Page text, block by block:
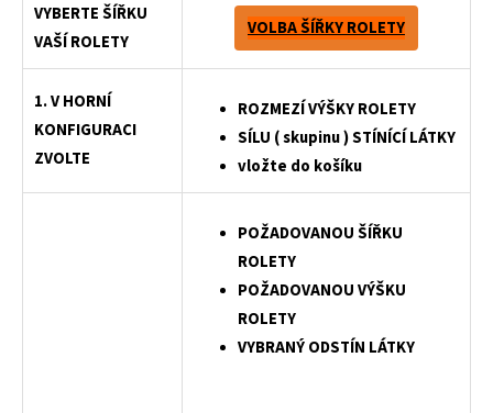
VYBERTE ŠÍŘKU
VAŠÍ ROLETY
VOLBA ŠÍŘKY ROLETY
1. V HORNÍ
KONFIGURACI
ZVOLTE
ROZMEZÍ VÝŠKY ROLETY
SÍLU ( skupinu ) STÍNÍCÍ LÁTKY
vložte do košíku
POŽADOVANOU ŠÍŘKU
ROLETY
POŽADOVANOU VÝŠKU
ROLETY
VYBRANÝ ODSTÍN LÁTKY